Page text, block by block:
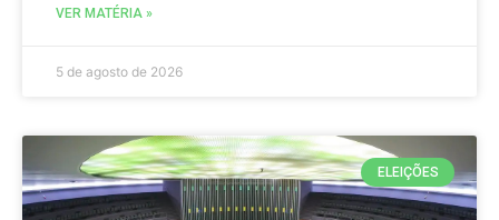
VER MATÉRIA »
5 de agosto de 2026
ELEIÇÕES